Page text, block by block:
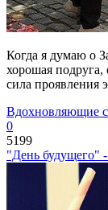
Когда я думаю о
хорошая подруга,
сила проявления
Вдохновляющие
0
5199
"День будущего"